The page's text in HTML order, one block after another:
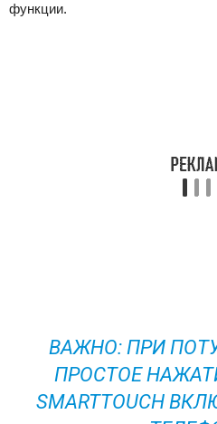
функции.
ВАЖНО: ПРИ
ПРОСТОЕ
SMARTTOUCH